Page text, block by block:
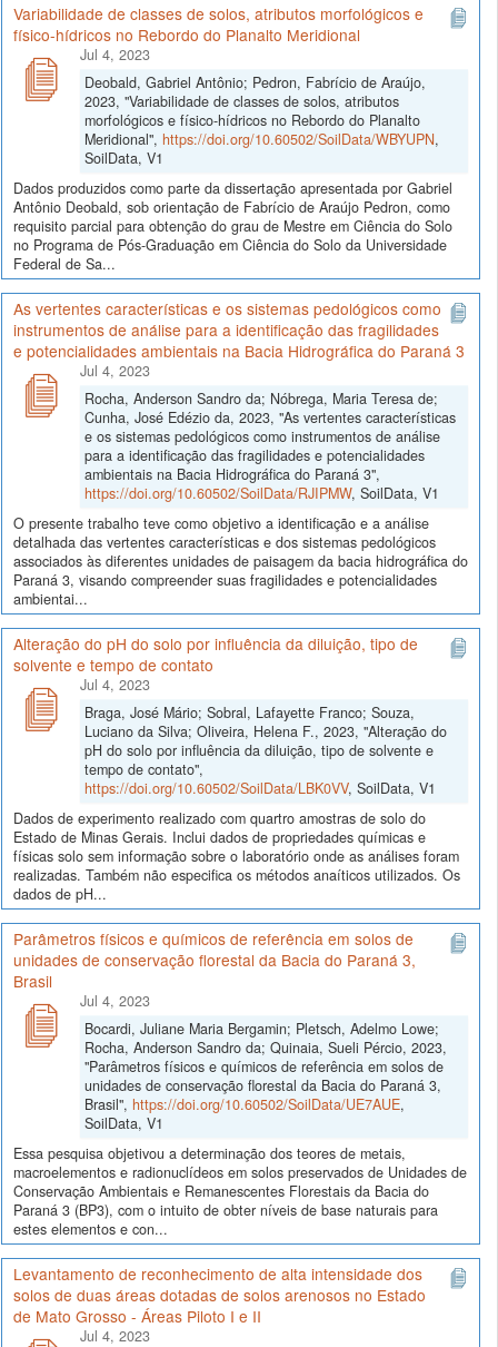
Variabilidade de classes de solos, atributos morfológicos e
físico-hídricos no Rebordo do Planalto Meridional
Jul 4, 2023
Deobald, Gabriel Antônio; Pedron, Fabrício de Araújo,
2023, "Variabilidade de classes de solos, atributos
morfológicos e físico-hídricos no Rebordo do Planalto
Meridional", https://doi.org/10.60502/SoilData/WBYUPN,
SoilData, V1
Dados produzidos como parte da dissertação apresentada por Gabriel
Antônio Deobald, sob orientação de Fabrício de Araújo Pedron, como
requisito parcial para obtenção do grau de Mestre em Ciência do Solo
no Programa de Pós-Graduação em Ciência do Solo da Universidade
Federal de Sa...
As vertentes características e os sistemas pedológicos como
instrumentos de análise para a identificação das fragilidades
e potencialidades ambientais na Bacia Hidrográfica do Paraná 3
Jul 4, 2023
Rocha, Anderson Sandro da; Nóbrega, Maria Teresa de;
Cunha, José Edézio da, 2023, "As vertentes características
e os sistemas pedológicos como instrumentos de análise
para a identificação das fragilidades e potencialidades
ambientais na Bacia Hidrográfica do Paraná 3",
https://doi.org/10.60502/SoilData/RJIPMW, SoilData, V1
O presente trabalho teve como objetivo a identificação e a análise
detalhada das vertentes características e dos sistemas pedológicos
associados às diferentes unidades de paisagem da bacia hidrográfica do
Paraná 3, visando compreender suas fragilidades e potencialidades
ambientai...
Alteração do pH do solo por influência da diluição, tipo de
solvente e tempo de contato
Jul 4, 2023
Braga, José Mário; Sobral, Lafayette Franco; Souza,
Luciano da Silva; Oliveira, Helena F., 2023, "Alteração do
pH do solo por influência da diluição, tipo de solvente e
tempo de contato",
https://doi.org/10.60502/SoilData/LBK0VV, SoilData, V1
Dados de experimento realizado com quartro amostras de solo do
Estado de Minas Gerais. Inclui dados de propriedades químicas e
físicas solo sem informação sobre o laboratório onde as análises foram
realizadas. Também não especifica os métodos anaíticos utilizados. Os
dados de pH...
Parâmetros físicos e químicos de referência em solos de
unidades de conservação florestal da Bacia do Paraná 3,
Brasil
Jul 4, 2023
Bocardi, Juliane Maria Bergamin; Pletsch, Adelmo Lowe;
Rocha, Anderson Sandro da; Quinaia, Sueli Pércio, 2023,
"Parâmetros físicos e químicos de referência em solos de
unidades de conservação florestal da Bacia do Paraná 3,
Brasil", https://doi.org/10.60502/SoilData/UE7AUE,
SoilData, V1
Essa pesquisa objetivou a determinação dos teores de metais,
macroelementos e radionuclídeos em solos preservados de Unidades de
Conservação Ambientais e Remanescentes Florestais da Bacia do
Paraná 3 (BP3), com o intuito de obter níveis de base naturais para
estes elementos e con...
Levantamento de reconhecimento de alta intensidade dos
solos de duas áreas dotadas de solos arenosos no Estado
de Mato Grosso - Áreas Piloto I e II
Jul 4, 2023